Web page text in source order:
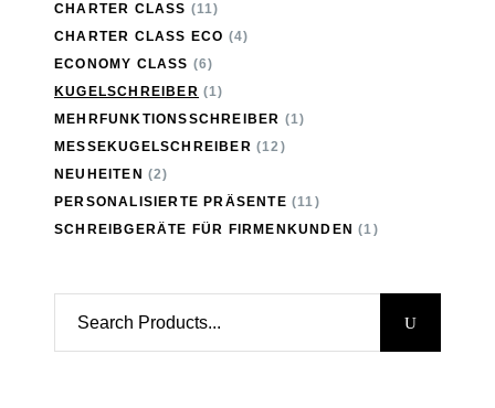
CHARTER CLASS (11)
CHARTER CLASS ECO (4)
ECONOMY CLASS (6)
KUGELSCHREIBER (1)
MEHRFUNKTIONSSCHREIBER (1)
MESSEKUGELSCHREIBER (12)
NEUHEITEN (2)
PERSONALISIERTE PRÄSENTE (11)
SCHREIBGERÄTE FÜR FIRMENKUNDEN (1)
for: